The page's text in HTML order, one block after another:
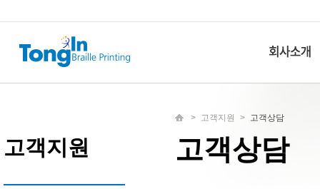
고객지원
> 고객지원 > 고객상담
고객상담